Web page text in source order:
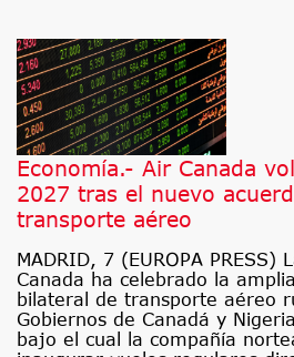
Economía.- Air Canada
2027 tras el nuevo
transporte aéreo
MADRID, 7 (EUROPA PRESS)
Canada ha celebrado la
bilateral de transporte aéreo
Gobiernos de Canadá y
bajo el cual la compañía